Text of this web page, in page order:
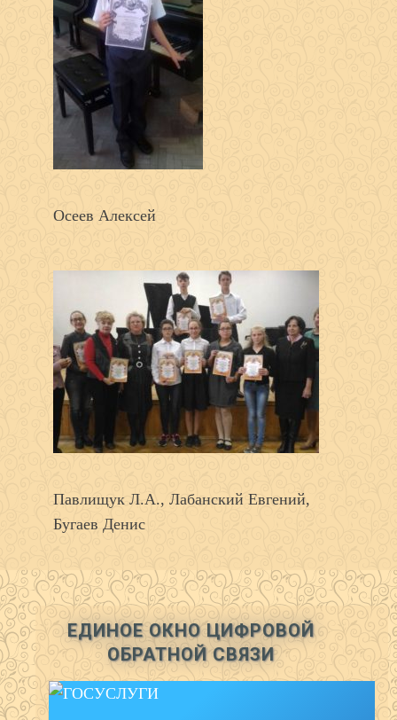
Осеев Алексей
Павлищук Л.А., Лабанский Евгений,
Бугаев Денис
ЕДИНОЕ ОКНО ЦИФРОВОЙ
ОБРАТНОЙ СВЯЗИ